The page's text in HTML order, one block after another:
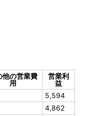
他の営業費
用
営業利
益
5,594
4,862